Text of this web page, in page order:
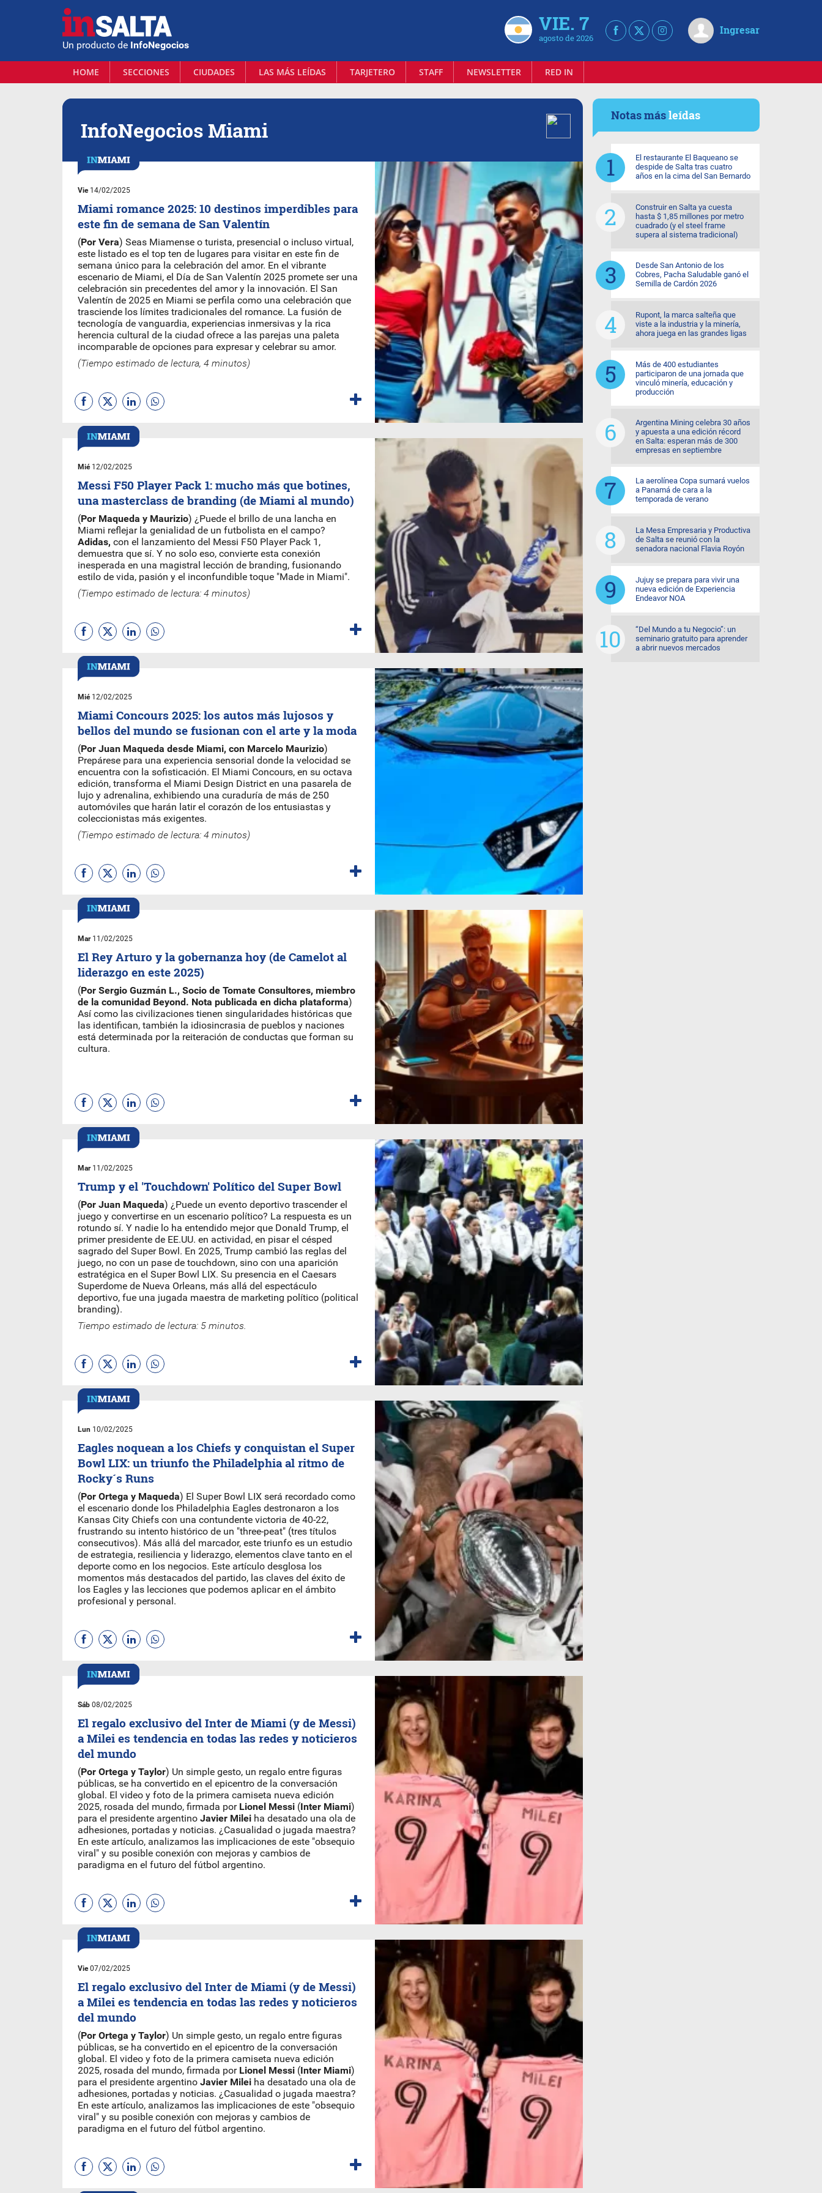
Un producto de InfoNegocios
VIE. 7
agosto de 2026
Ingresar
HOME SECCIONES CIUDADES LAS MÁS LEÍDAS TARJETERO STAFF NEWSLETTER RED IN
InfoNegocios Miami
Vie14/02/2025
Miami romance 2025: 10 destinos imperdibles para
este fin de semana de San Valentín
(Por Vera) Seas Miamense o turista, presencial o incluso virtual,
este listado es el top ten de lugares para visitar en este fin de
semana único para la celebración del amor. En el vibrante
escenario de Miami, el Día de San Valentín 2025 promete ser una
celebración sin precedentes del amor y la innovación. El San
Valentín de 2025 en Miami se perfila como una celebración que
trasciende los límites tradicionales del romance. La fusión de
tecnología de vanguardia, experiencias inmersivas y la rica
herencia cultural de la ciudad ofrece a las parejas una paleta
incomparable de opciones para expresar y celebrar su amor.
(Tiempo estimado de lectura, 4 minutos)
Mié12/02/2025
Messi F50 Player Pack 1: mucho más que botines,
una masterclass de branding (de Miami al mundo)
(Por Maqueda y Maurizio) ¿Puede el brillo de una lancha en
Miami reflejar la genialidad de un futbolista en el campo?
Adidas, con el lanzamiento del Messi F50 Player Pack 1,
demuestra que sí. Y no solo eso, convierte esta conexión
inesperada en una magistral lección de branding, fusionando
estilo de vida, pasión y el inconfundible toque "Made in Miami".
(Tiempo estimado de lectura: 4 minutos)
Mié12/02/2025
Miami Concours 2025: los autos más lujosos y
bellos del mundo se fusionan con el arte y la moda
(Por Juan Maqueda desde Miami, con Marcelo Maurizio)
Prepárese para una experiencia sensorial donde la velocidad se
encuentra con la sofisticación. El Miami Concours, en su octava
edición, transforma el Miami Design District en una pasarela de
lujo y adrenalina, exhibiendo una curaduría de más de 250
automóviles que harán latir el corazón de los entusiastas y
coleccionistas más exigentes.
(Tiempo estimado de lectura: 4 minutos)
Mar11/02/2025
El Rey Arturo y la gobernanza hoy (de Camelot al
liderazgo en este 2025)
(Por Sergio Guzmán L., Socio de Tomate Consultores, miembro
de la comunidad Beyond. Nota publicada en dicha plataforma)
Así como las civilizaciones tienen singularidades históricas que
las identifican, también la idiosincrasia de pueblos y naciones
está determinada por la reiteración de conductas que forman su
cultura.
Mar11/02/2025
Trump y el 'Touchdown' Político del Super Bowl
(Por Juan Maqueda) ¿Puede un evento deportivo trascender el
juego y convertirse en un escenario político? La respuesta es un
rotundo sí. Y nadie lo ha entendido mejor que Donald Trump, el
primer presidente de EE.UU. en actividad, en pisar el césped
sagrado del Super Bowl. En 2025, Trump cambió las reglas del
juego, no con un pase de touchdown, sino con una aparición
estratégica en el Super Bowl LIX. Su presencia en el Caesars
Superdome de Nueva Orleans, más allá del espectáculo
deportivo, fue una jugada maestra de marketing político (political
branding).
Tiempo estimado de lectura: 5 minutos.
Lun 10/02/2025
Eagles noquean a los Chiefs y conquistan el Super
Bowl LIX: un triunfo the Philadelphia al ritmo de
Rocky´s Runs
(Por Ortega y Maqueda) El Super Bowl LIX será recordado como
el escenario donde los Philadelphia Eagles destronaron a los
Kansas City Chiefs con una contundente victoria de 40-22,
frustrando su intento histórico de un "three-peat" (tres títulos
consecutivos). Más allá del marcador, este triunfo es un estudio
de estrategia, resiliencia y liderazgo, elementos clave tanto en el
deporte como en los negocios. Este artículo desglosa los
momentos más destacados del partido, las claves del éxito de
los Eagles y las lecciones que podemos aplicar en el ámbito
profesional y personal.
Sáb 08/02/2025
El regalo exclusivo del Inter de Miami (y de Messi)
a Milei es tendencia en todas las redes y noticieros
del mundo
(Por Ortega y Taylor) Un simple gesto, un regalo entre figuras
públicas, se ha convertido en el epicentro de la conversación
global. El video y foto de la primera camiseta nueva edición
2025, rosada del mundo, firmada por Lionel Messi (Inter Miami)
para el presidente argentino Javier Milei ha desatado una ola de
adhesiones, portadas y noticias. ¿Casualidad o jugada maestra?
En este artículo, analizamos las implicaciones de este "obsequio
viral" y su posible conexión con mejoras y cambios de
paradigma en el futuro del fútbol argentino.
Vie07/02/2025
El regalo exclusivo del Inter de Miami (y de Messi)
a Milei es tendencia en todas las redes y noticieros
del mundo
(Por Ortega y Taylor) Un simple gesto, un regalo entre figuras
públicas, se ha convertido en el epicentro de la conversación
global. El video y foto de la primera camiseta nueva edición
2025, rosada del mundo, firmada por Lionel Messi (Inter Miami)
para el presidente argentino Javier Milei ha desatado una ola de
adhesiones, portadas y noticias. ¿Casualidad o jugada maestra?
En este artículo, analizamos las implicaciones de este "obsequio
viral" y su posible conexión con mejoras y cambios de
paradigma en el futuro del fútbol argentino.
Notas másleídas
El restaurante El Baqueano se
despide de Salta tras cuatro
años en la cima del San Bernardo
Construir en Salta ya cuesta
hasta $ 1,85 millones por metro
cuadrado (y el steel frame
supera al sistema tradicional)
Desde San Antonio de los
Cobres, Pacha Saludable ganó el
Semilla de Cardón 2026
Rupont, la marca salteña que
viste a la industria y la minería,
ahora juega en las grandes ligas
Más de 400 estudiantes
participaron de una jornada que
vinculó minería, educación y
producción
Argentina Mining celebra 30 años
y apuesta a una edición récord
en Salta: esperan más de 300
empresas en septiembre
La aerolínea Copa sumará vuelos
a Panamá de cara a la
temporada de verano
La Mesa Empresaria y Productiva
de Salta se reunió con la
senadora nacional Flavia Royón
Jujuy se prepara para vivir una
nueva edición de Experiencia
Endeavor NOA
“Del Mundo a tu Negocio”: un
seminario gratuito para aprender
a abrir nuevos mercados